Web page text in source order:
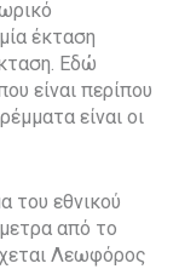
έκταση
Εδώ
είναι περίπου
είναι οι
του εθνικού
από το
Λεωφόρος